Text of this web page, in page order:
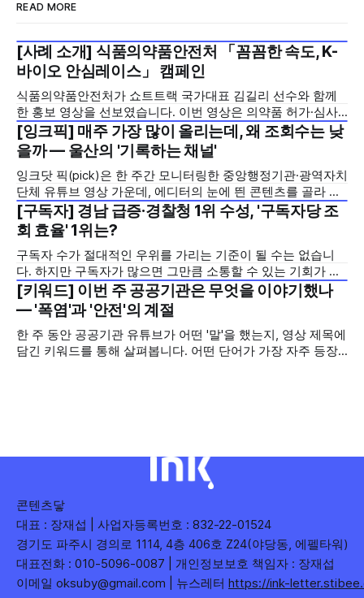
READ MORE
2026년 7월 5주
[사례 소개] 식품의약품안전처 「꼼꼼한 속도, K-
바이오 안심레이스」 캠페인
식품의약품안전처가 쇼트트랙 국가대표 김길리 선수와 함께
한 홍보 영상을 선보였습니다. 이번 영상은 의약품 허가·심사
기간을 기존 420일에서 240일로 단축한 정책을 국민에게 쉽
고 친근하게 알리기 위해 제작한 것으로, 딱딱하게 느껴질 수
있는 규제 정책을, 빙판 위에서 빠른 스피드와 꼼꼼한 준비를
모두 갖춘 김길리 선수의 이미지에 빗대어 풀어낸 것이 특징입
니다. '빠르지만
2026년 7월 5주
[잉크픽] 매주 가장 많이 올리는데, 왜 조회수는 낮
을까 — 울산의 '기록하는 채널'
잉크닷 픽(pick)은 한 주간 모니터링한 중앙행정기관·광역자치
단체 유튜브 영상 가운데, 에디터의 눈에 띈 콘텐츠를 골라 그
시도와 의미를 들여다보는 코너입니다. 조회수 순위표 맨 위에
오르지는 못했지만, 다른 채널이 가지 않은 길을 택한 콘텐츠
를 소개합니다. 이번 주는 특정 영상 한 편이 아니라, 채널 하나
의 '변화'를 이야기하려
2026년 7월 5주
[구독자] 경남 급증·경찰청 1위 수성, '구독자당 조
회 효율' 1위는?
구독자 수가 절대적인 우위를 가리는 기준이 될 수는 없습니
다. 하지만 구독자가 많으면 그만큼 소통할 수 있는 기회가 많
아집니다. 소통은 곧 채널의 신뢰로 이어집니다. 억지로 구독
자를 확보하기보다는 소통하는, 그래서 충성도 높은 구독자를
다수 확보하길 바라는 마음을 담아, 중앙행정기관과 광역자치
단체 유튜브 채널의 구독자를 월 단위로 분석합니다. 중앙행정
기관과 광역자치단체 유튜브 채널의 구독자를 통합하여
2026년 7월 5주
[키워드] 이번 주 공공기관은 무엇을 이야기했나
— '폭염'과 '안전'의 계절
한 주 동안 공공기관 유튜브가 어떤 '말'을 했는지, 영상 제목에
담긴 키워드를 통해 살펴봅니다. 어떤 단어가 가장 자주 등장
콘텐츠닿
대표 : 장재섭 | 사업자등록번호 : 832-22-01524
경기도 파주시 경의로 1114, 4층 406호 Z24(야당동, 에펠타워)
대표전화 : 010-5096-0087 | 개인정보보호 책임자 : 장재섭
이메일 oksuby@gmail.com | 뉴스레터 https://ink-